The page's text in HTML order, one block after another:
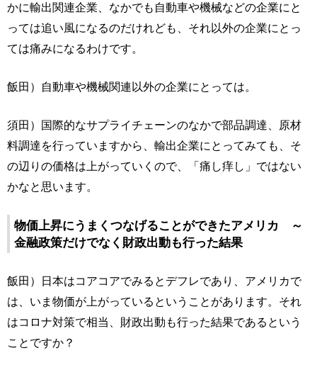
かに輸出関連企業、なかでも自動車や機械などの企業にと
っては追い風になるのだけれども、それ以外の企業にとっ
ては痛みになるわけです。
飯田）自動車や機械関連以外の企業にとっては。
須田）国際的なサプライチェーンのなかで部品調達、原材
料調達を行っていますから、輸出企業にとってみても、そ
の辺りの価格は上がっていくので、「痛し痒し」ではない
かなと思います。
物価上昇にうまくつなげることができたアメリカ ～
金融政策だけでなく財政出動も行った結果
飯田）日本はコアコアでみるとデフレであり、アメリカで
は、いま物価が上がっているということがあります。それ
はコロナ対策で相当、財政出動も行った結果であるという
ことですか？